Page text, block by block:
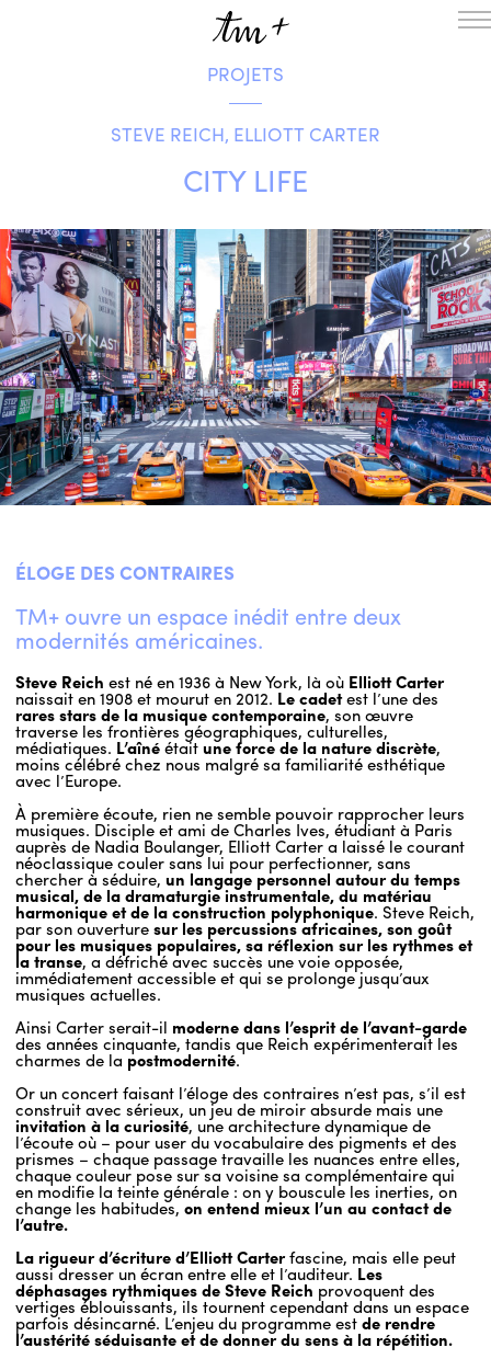
L’ENSEMBLE
SAISON
A LA UNE
MÉDIATION
ENGLISH
NEWSLETTER
CONTACTS
AGENDA
PROJETS
STEVE REICH, ELLIOTT CARTER
CITY LIFE
ÉLOGE DES CONTRAIRES
TM+ ouvre un espace inédit entre deux
modernités américaines.
Steve Reich est né en 1936 à New York, là où Elliott Carter
naissait en 1908 et mourut en 2012. Le cadetest l’une des
rares stars de la musique contemporaine, son œuvre
traverse les frontières géographiques, culturelles,
médiatiques. L’aînéétaitune force de la nature discrète,
moins célébré chez nous malgré sa familiarité esthétique
avec l’Europe.
À première écoute, rien ne semble pouvoir rapprocher leurs
musiques. Disciple et ami de Charles Ives, étudiant à Paris
auprès de Nadia Boulanger, Elliott Carter a laissé le courant
néoclassique couler sans lui pour perfectionner, sans
chercher à séduire, un langage personnel autour du temps
musical, de la dramaturgie instrumentale, du matériau
harmonique et de la construction polyphonique. Steve Reich,
par son ouverturesur les percussions africaines, son goût
pour les musiques populaires, sa réflexion sur les rythmes et
la transe, a défriché avec succès une voie opposée,
immédiatement accessible et qui se prolonge jusqu’aux
musiques actuelles.
Ainsi Carter serait-il moderne dans l’esprit de l’avant-garde
des années cinquante, tandis que Reich expérimenterait les
charmes de la postmodernité.
Or un concert faisant l’éloge des contraires n’est pas, s’il est
construit avec sérieux, un jeu de miroir absurde mais une
invitation à la curiosité, une architecture dynamique de
l’écoute où – pour user du vocabulaire des pigments et des
prismes – chaque passage travaille les nuances entre elles,
chaque couleur pose sur sa voisine sa complémentaire qui
en modifie la teinte générale : on y bouscule les inerties, on
change les habitudes, on entend mieux l’un au contact de
l’autre.
La rigueur d’écriture d’Elliott Carterfascine, mais elle peut
aussi dresser un écran entre elle et l’auditeur. Les
déphasages rythmiques de Steve Reich provoquent des
vertiges éblouissants, ils tournent cependant dans un espace
parfois désincarné. L’enjeu du programme estde rendre
l’austérité séduisante et de donner du sens à la répétition.